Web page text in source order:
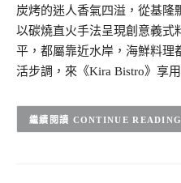
炭烤的迷人香氣四溢，從基隆
以碳燒直火手法呈現創意義式
平，都屬靠近水岸，海鮮料理
活步調，來《Kira Bistro》享
CONTINUE READING